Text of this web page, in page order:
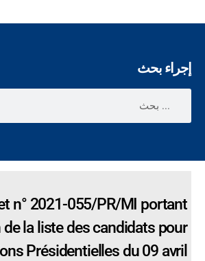
إجراء بحث
n° 2021-055/PR/MI portant
la liste des candidats pour
Présidentielles du 09 avril